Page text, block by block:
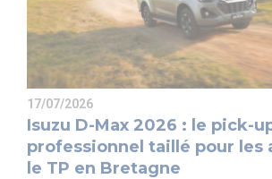
17/07/2026
Isuzu D-Max 2026 : le pick-
professionnel taillé pour les
le TP en Bretagne